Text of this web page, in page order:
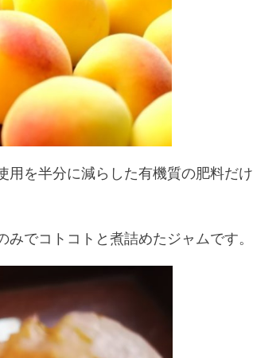
用を半分に減らした有機質の肥料だけ
でコトコトと煮詰めたジャムです。